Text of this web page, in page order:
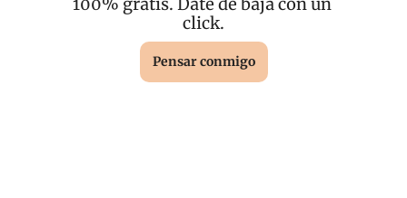
click.
Pensar conmigo